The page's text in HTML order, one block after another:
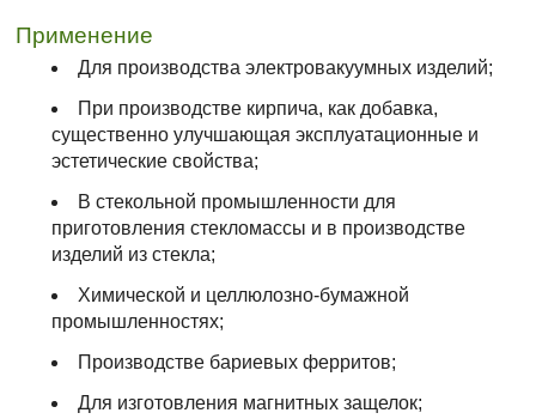
Применение
Для производства электровакуумных изделий;
При производстве кирпича, как добавка,
существенно улучшающая эксплуатационные и
эстетические свойства;
В стекольной промышленности для
приготовления стекломассы и в производстве
изделий из стекла;
Химической и целлюлозно-бумажной
промышленностях;
Производстве бариевых ферритов;
Для изготовления магнитных защелок;